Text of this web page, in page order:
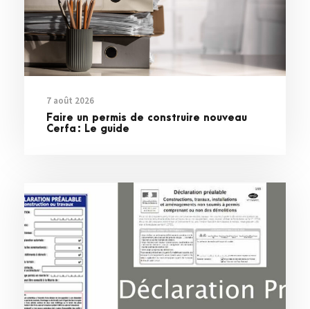
7 août 2026
Faire un permis de construire nouveau
Cerfa : Le guide